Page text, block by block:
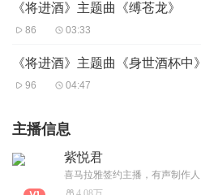
《将进酒》主题曲《缚苍龙》
86 03:33
《将进酒》主题曲《身世酒杯中》
96 04:47
主播信息
紫悦君